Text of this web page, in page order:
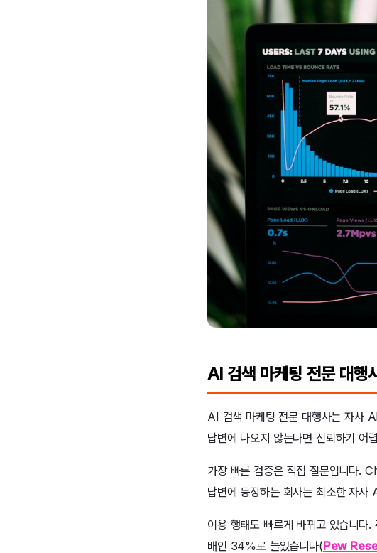
AI 검색 마케팅 전문 대행
AI 검색 마케팅 전문 대행사는 자사
답변에 나오지 않는다면 신뢰하기 어
가장 빠른 검증은 직접 질문입니다.
답변에 등장하는 회사는 최소한 자사
이용 행태도 빠르게 바뀌고 있습니
배인 34%로 늘었습니다(Pew